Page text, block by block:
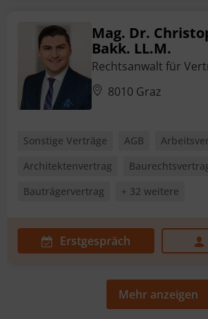
Mag. Dr.
Bakk. LL.M.
Rechtsanwalt für
8010 Graz
Sonstige Verträge AGB
Architektenvertrag
Bauträgervertrag
+ 32 weitere
Erstgespräch
Mehr anzeigen